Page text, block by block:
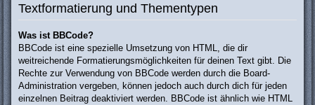
Textformatierung und Thementypen
Was ist BBCode?
BBCode ist eine spezielle Umsetzung von HTML, die dir
weitreichende Formatierungsmöglichkeiten für deinen Text gibt. Die
Rechte zur Verwendung von BBCode werden durch die Board-
Administration vergeben, können jedoch auch durch dich für jeden
einzelnen Beitrag deaktiviert werden. BBCode ist ähnlich wie HTML